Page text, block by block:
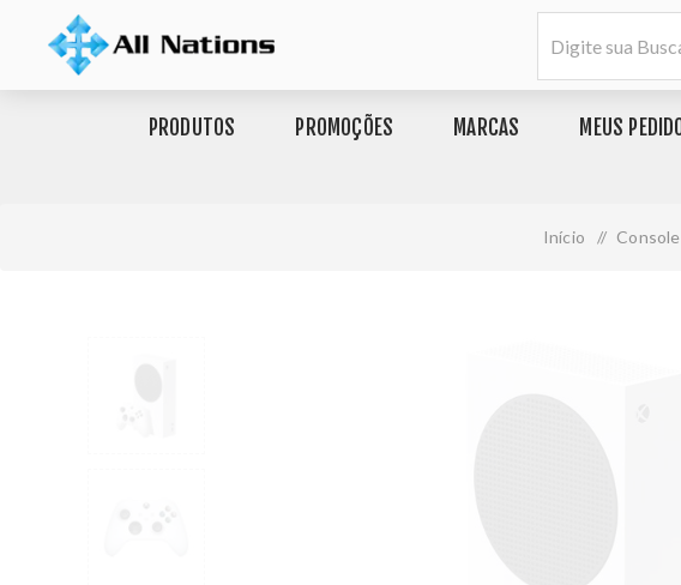
PRODUTOS PROMOÇÕES MARCAS MEUS
Início /